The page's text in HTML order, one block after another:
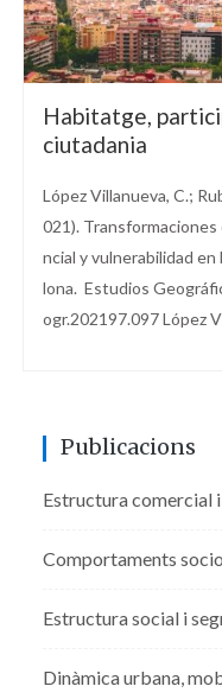
Habitatge,
ciutadania
López Villanueva, C.;
021).
ncial y vulnerabilidad
lona. Estudios
ogr.202197.097 López
Publicacions
Estructura comercial
Comportaments
Estructura social i
Dinàmica urbana,